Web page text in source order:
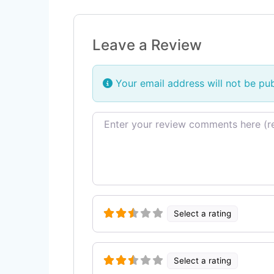
Leave a Review
Your email address will not be
Review text
Select a rating
Select a rating